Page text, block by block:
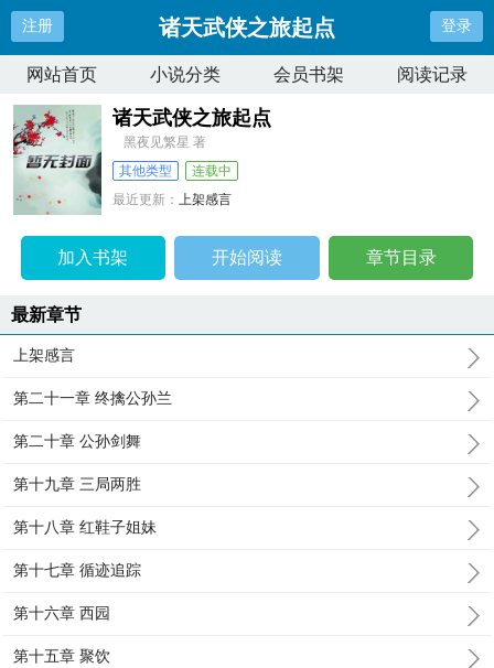
注册 诸天武侠之旅起点 登录
网站首页 小说分类 会员书架 阅读记录
诸天武侠之旅起点
黑夜见繁星 著
其他类型
连载中
最近更新：上架感言
加入书架 开始阅读 章节目录
最新章节
上架感言
第二十一章 终擒公孙兰
第二十章 公孙剑舞
第十九章 三局两胜
第十八章 红鞋子姐妹
第十七章 循迹追踪
第十六章 西园
第十五章 聚饮